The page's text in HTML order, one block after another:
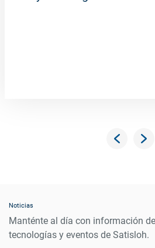
Noticias
Manténte al día con información
tecnologías y eventos de Satisloh.